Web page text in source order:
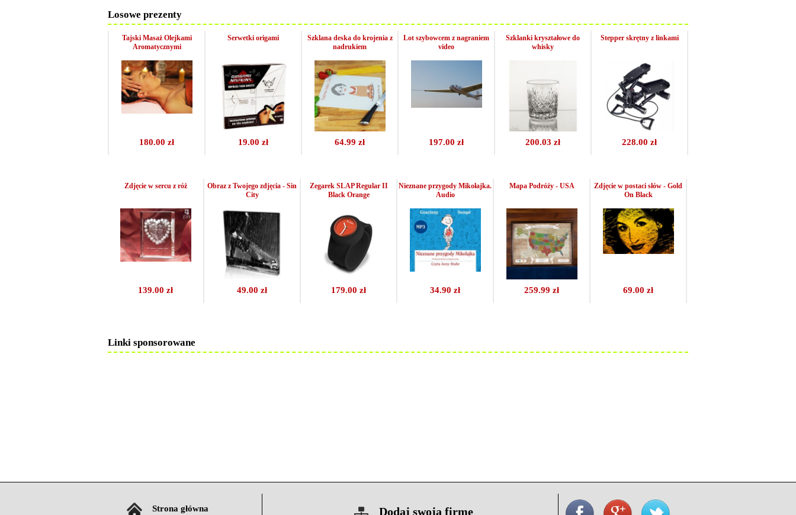
Losowe prezenty
180.00 zł
Tajski Masaż Olejkami
Aromatycznymi
19.00 zł
Serwetki origami
64.99 zł
Szklana deska do krojenia z
nadrukiem
197.00 zł
Lot szybowcem z nagraniem
video
200.03 zł
Szklanki kryształowe do
whisky
228.00 zł
Stepper skrętny z linkami
139.00 zł
Zdjęcie w sercu z róż
49.00 zł
Obraz z Twojego zdjęcia - Sin
City
179.00 zł
Zegarek SLAP Regular II
Black Orange
34.90 zł
Nieznane przygody Mikołajka.
Audio
259.99 zł
Mapa Podróży - USA
69.00 zł
Zdjęcie w postaci słów - Gold
On Black
Linki sponsorowane
Strona główna Dodaj swoją firmę